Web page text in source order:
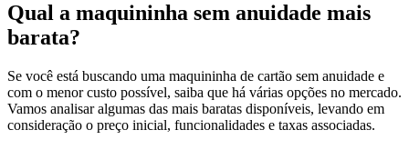
Qual a maquininha sem anuidade mais
barata?
Se você está buscando uma maquininha de cartão sem anuidade e
com o menor custo possível, saiba que há várias opções no mercado.
Vamos analisar algumas das mais baratas disponíveis, levando em
consideração o preço inicial, funcionalidades e taxas associadas.